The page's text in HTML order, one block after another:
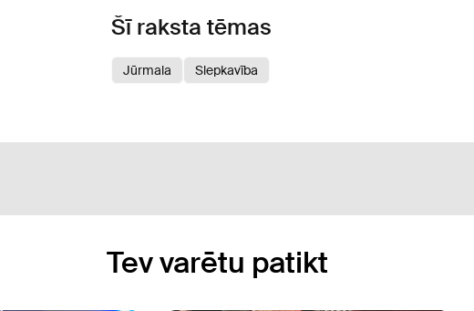
Šī raksta tēmas
Jūrmala Slepkavība
Tev varētu patikt